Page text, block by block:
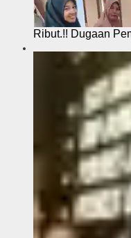
Ribut.!! Dugaan